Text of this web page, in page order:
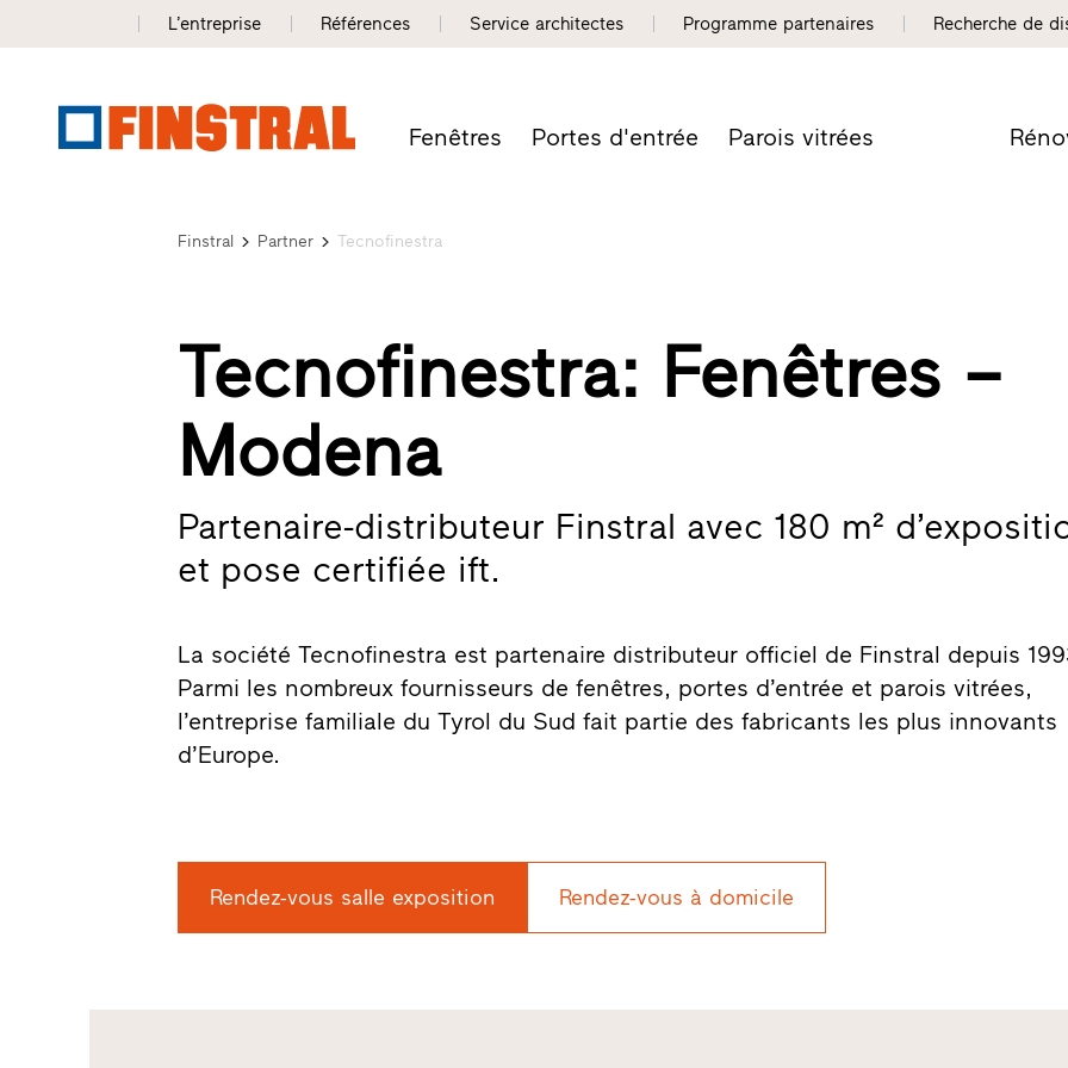
L’entreprise Références Service architectes Programme partenaires Recherche de
Fenêtres Portes d'entrée Parois vitrées
Finstral Partner Tecnofinestra
Tecnofinestra: Fenêtres –
Modena
Partenaire-distributeur Finstral avec 180 m²
et pose certifiée ift.
La société Tecnofinestra est partenaire distributeur officiel de Finstral depuis
Parmi les nombreux fournisseurs de fenêtres, portes d’entrée et parois vitrées,
l’entreprise familiale du Tyrol du Sud fait partie des fabricants les plus innovants
d’Europe.
Rendez-vous salle exposition Rendez-vous à domicile